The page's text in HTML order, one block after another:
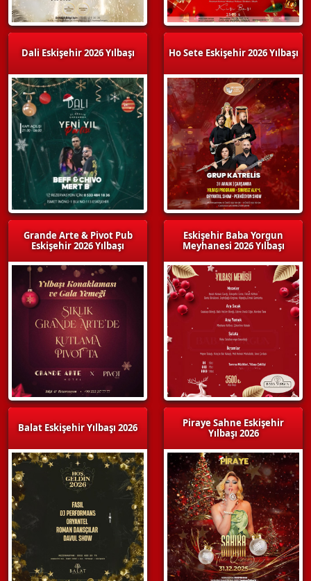
Dali Eskişehir 2026 Yılbaşı
Grande Arte & Pivot Pub
Eskişehir 2026 Yılbaşı
Balat Eskişehir Yılbaşı 2026
Ho Sete Eskişehir 2026 Yılbaşı
Eskişehir Baba Yorgun
Meyhanesi 2026 Yılbaşı
Piraye Sahne Eskişehir
Yılbaşı 2026